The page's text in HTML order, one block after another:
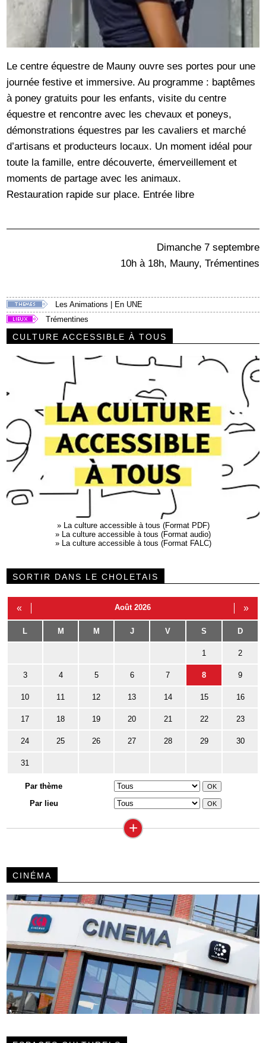
Le centre équestre de Mauny ouvre ses portes pour une
journée festive et immersive. Au programme : baptêmes
à poney gratuits pour les enfants, visite du centre
équestre et rencontre avec les chevaux et poneys,
démonstrations équestres par les cavaliers et marché
d’artisans et producteurs locaux. Un moment idéal pour
toute la famille, entre découverte, émerveillement et
moments de partage avec les animaux.
Restauration rapide sur place. Entrée libre
Dimanche 7 septembre
10h à 18h, Mauny, Trémentines
Les Animations
En UNE
Trémentines
CULTURE ACCESSIBLE À TOUS
»
La culture accessible à tous (Format PDF)
»
La culture accessible à tous (Format audio)
»
La culture accessible à tous (Format FALC)
SORTIR DANS LE CHOLETAIS
« Août 2026 »
L M M J V S D
1 2
3 4 5 6 7 8 9
10 11 12 13 14 15 16
17 18 19 20 21 22 23
24 25 26 27 28 29 30
31
Par thème
Par lieu
+
CINÉMA